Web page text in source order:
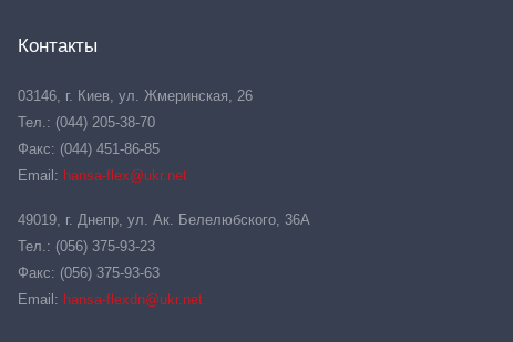
Контакты
03146, г. Киев, ул. Жмеринская, 26
Тел.: (044) 205-38-70
Факс: (044) 451-86-85
Email: hansa-flex@ukr.net
49019, г. Днепр, ул. Ак. Белелюбского, 36А
Тел.: (056) 375-93-23
Факс: (056) 375-93-63
Email: hansa-flexdn@ukr.net